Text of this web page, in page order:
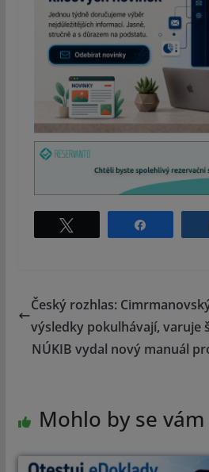
Český rozhlas:
výsledky pokulhávají, varuje
NÚKIB vydal nový manuál
Mohlo by se